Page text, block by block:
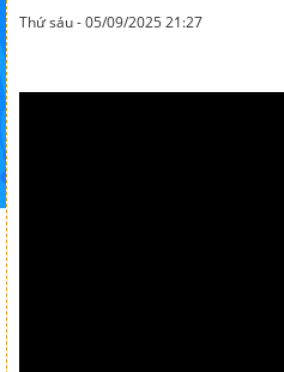
Thứ sáu - 05/09/2025 21:27